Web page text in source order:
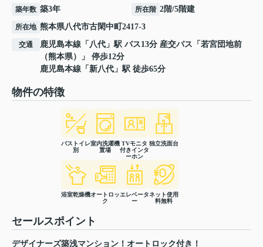
築年数 築3年 所在階 2階/5階建
所在地 熊本県八代市古閑中町 2417-3
交通 鹿児島本線 「 八代 」駅 バス13分 産交バス「若宮団地前
（熊本県）」 停歩12分
鹿児島本線 「 新八代 」駅 徒歩65分
物件の特徴
バストイレ
別
室内洗濯機
置場
TVモニタ
付きインタ
ーホン
独立洗面台
浴室乾燥機オートロッ
ク
エレベータ
ー
ネット使用
料無料
セールスポイント
デザイナーズ築浅マンション！オートロック付き！